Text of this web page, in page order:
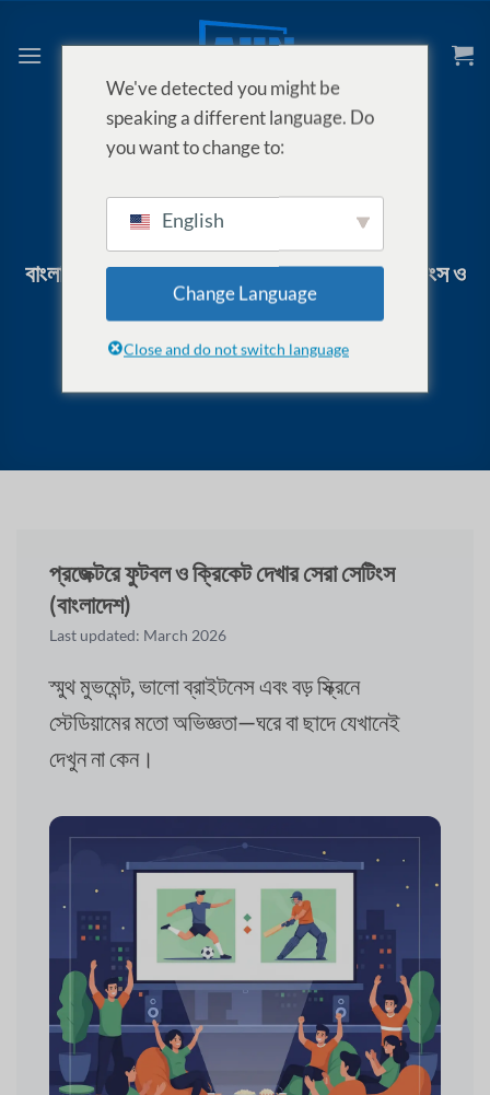
content
বাংলাদেশে প্রজেক্টরে ফুটবল ও ক্রিকেট দেখার সেরা সেটিংস ও
স্ক্রিন সাজেশন
প্রজেক্টরে ফুটবল ও ক্রিকেট দেখার সেরা সেটিংস
(বাংলাদেশ)
Last updated: March 2026
স্মুথ মুভমেন্ট, ভালো ব্রাইটনেস এবং বড় স্ক্রিনে
স্টেডিয়ামের মতো অভিজ্ঞতা—ঘরে বা ছাদে যেখানেই
দেখুন না কেন।
We've detected you might be
speaking a different language. Do
you want to change to:
English
Change Language
Close and do not switch language